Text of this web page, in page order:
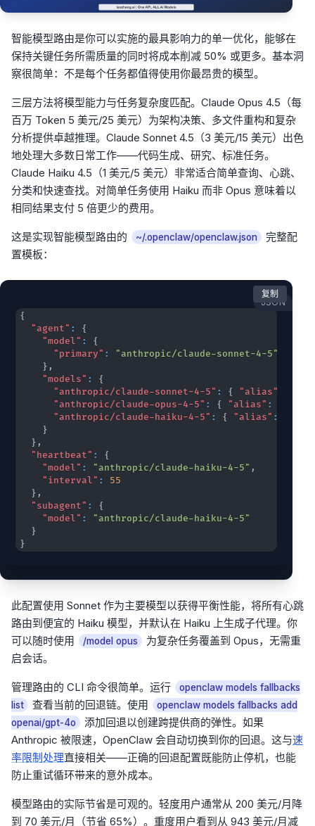
智能模型路由是你可以实施的最具影响力的单一优化，能够在
保持关键任务所需质量的同时将成本削减 50% 或更多。基本洞
察很简单：不是每个任务都值得使用你最昂贵的模型。
三层方法将模型能力与任务复杂度匹配。Claude Opus 4.5（每
百万 Token 5 美元/25 美元）为架构决策、多文件重构和复杂
分析提供卓越推理。Claude Sonnet 4.5（3 美元/15 美元）出色
地处理大多数日常工作——代码生成、研究、标准任务。
Claude Haiku 4.5（1 美元/5 美元）非常适合简单查询、心跳、
分类和快速查找。对简单任务使用 Haiku 而非 Opus 意味着以
相同结果支付 5 倍更少的费用。
这是实现智能模型路由的 ~/.openclaw/openclaw.json
完整配
置模板：
JSON
{
"agent" :
{
"model" :
{
"primary" :
"anthropic/claude-sonnet-4-5"
},
"models" :
{
"anthropic/claude-sonnet-4-5" : { "alias"
"anthropic/claude-opus-4-5" : { "alias" :
"anthropic/claude-haiku-4-5" : { "alias" :
}
},
"heartbeat" :
{
"model" : "anthropic/claude-haiku-4-5" ,
"interval" :
55
},
"subagent" :
{
"model" :
"anthropic/claude-haiku-4-5"
}
}
复制
此配置使用 Sonnet 作为主要模型以获得平衡性能，将所有心跳
路由到便宜的 Haiku 模型，并默认在 Haiku 上生成子代理。你
可以随时使用
/model opus
为复杂任务覆盖到 Opus，无需重
启会话。
管理路由的 CLI 命令很简单。运行
openclaw models fallbacks
list
查看当前的回退链。使用
openclaw models fallbacks add
openai/gpt-4o
添加回退以创建跨提供商的弹性。如果
Anthropic 被限速，OpenClaw 会自动切换到你的回退。这与速
率限制处理直接相关——正确的回退配置既能防止停机，也能
防止重试循环带来的意外成本。
模型路由的实际节省是可观的。轻度用户通常从 200 美元/月降
到 70 美元/月（节省 65%）。重度用户看到从 943 美元/月减